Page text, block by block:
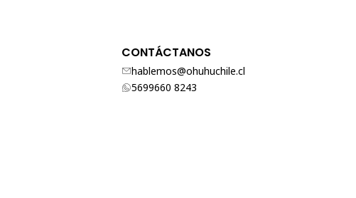
CONTÁCTANOS
hablemos@ohuhuchile.cl
5699660 8243